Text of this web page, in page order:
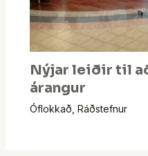
Nýjar leiðir til
árangur
Óflokkað Ráðstefnur